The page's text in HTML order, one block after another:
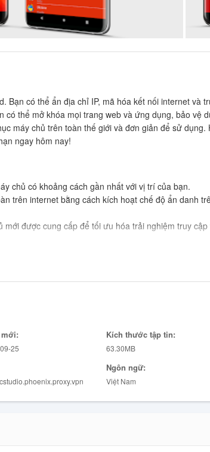
Bạn có thể ẩn địa chỉ IP, mã hóa kết nối internet và
có thể mở khóa mọi trang web và ứng dụng, bảo vệ
máy chủ trên toàn thế giới và đơn giản để sử dụng.
ngay hôm nay!
chủ có khoảng cách gần nhất với vị trí của bạn.
trên internet bằng cách kích hoạt chế độ ẩn danh
được cung cấp để tối ưu hóa trải nghiệm truy cập
ẩn danh. Với các tính năng mạnh mẽ như bảo vệ dữ
dụng giúp bạn trải nghiệm internet mà không gặp
25
Kích thước tập tin:
63.30MB
Ngôn ngữ:
Việt Nam